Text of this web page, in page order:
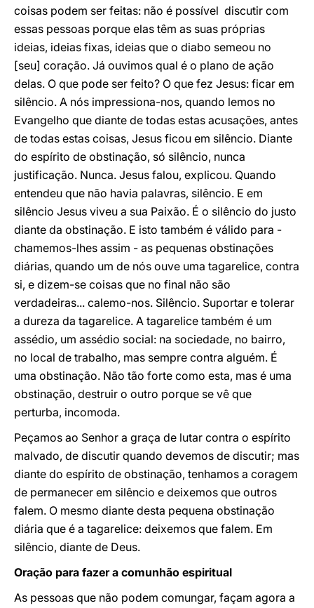
coisas podem ser feitas: não é possível discutir com
essas pessoas porque elas têm as suas próprias
ideias, ideias fixas, ideias que o diabo semeou no
[seu] coração. Já ouvimos qual é o plano de ação
delas. O que pode ser feito? O que fez Jesus: ficar em
silêncio. A nós impressiona-nos, quando lemos no
Evangelho que diante de todas estas acusações, antes
de todas estas coisas, Jesus ficou em silêncio. Diante
do espírito de obstinação, só silêncio, nunca
justificação. Nunca. Jesus falou, explicou. Quando
entendeu que não havia palavras, silêncio. E em
silêncio Jesus viveu a sua Paixão. É o silêncio do justo
diante da obstinação. E isto também é válido para -
chamemos-lhes assim - as pequenas obstinações
diárias, quando um de nós ouve uma tagarelice, contra
si, e dizem-se coisas que no final não são
verdadeiras... calemo-nos. Silêncio. Suportar e tolerar
a dureza da tagarelice. A tagarelice também é um
assédio, um assédio social: na sociedade, no bairro,
no local de trabalho, mas sempre contra alguém. É
uma obstinação. Não tão forte como esta, mas é uma
obstinação, destruir o outro porque se vê que
perturba, incomoda.
Peçamos ao Senhor a graça de lutar contra o espírito
malvado, de discutir quando devemos de discutir; mas
diante do espírito de obstinação, tenhamos a coragem
de permanecer em silêncio e deixemos que outros
falem. O mesmo diante desta pequena obstinação
diária que é a tagarelice: deixemos que falem. Em
silêncio, diante de Deus.
Oração para fazer a comunhão espiritual
As pessoas que não podem comungar, façam agora a